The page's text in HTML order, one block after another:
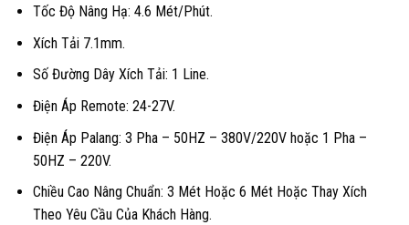
Tốc Độ Nâng Hạ: 4.6 Mét/Phút.
Xích Tải 7.1mm.
Số Đường Dây Xích Tải: 1 Line.
Điện Áp Remote: 24-27V.
Điện Áp Palang: 3 Pha – 50HZ – 380V/220V hoặc 1 Pha –
50HZ – 220V.
Chiều Cao Nâng Chuẩn: 3 Mét Hoặc 6 Mét Hoặc Thay Xích
Theo Yêu Cầu Của Khách Hàng.